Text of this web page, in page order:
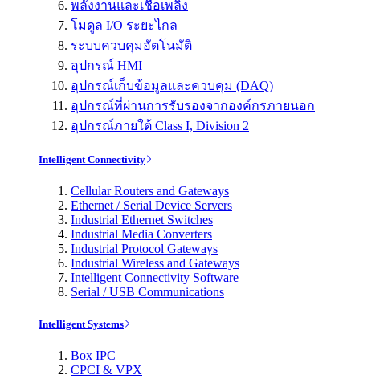
พลังงานและเชื้อเพลิง
โมดูล I/O ระยะไกล
ระบบควบคุมอัตโนมัติ
อุปกรณ์ HMI
อุปกรณ์เก็บข้อมูลและควบคุม (DAQ)
อุปกรณ์ที่ผ่านการรับรองจากองค์กรภายนอก
อุปกรณ์ภายใต้ Class I, Division 2
Intelligent Connectivity
Cellular Routers and Gateways
Ethernet / Serial Device Servers
Industrial Ethernet Switches
Industrial Media Converters
Industrial Protocol Gateways
Industrial Wireless and Gateways
Intelligent Connectivity Software
Serial / USB Communications
Intelligent Systems
Box IPC
CPCI & VPX